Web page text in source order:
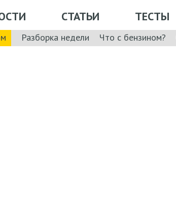
СТАТЬИ ТЕСТЫ
Разборка недели Что с бензином?